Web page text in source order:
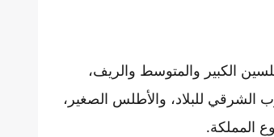
بين 13 و18 درجة بكل من الأطلسين الكبير والمتوسط والريف،
الجنوب وبالجنوب الشرقي للبلاد، والأطلس الصغير،